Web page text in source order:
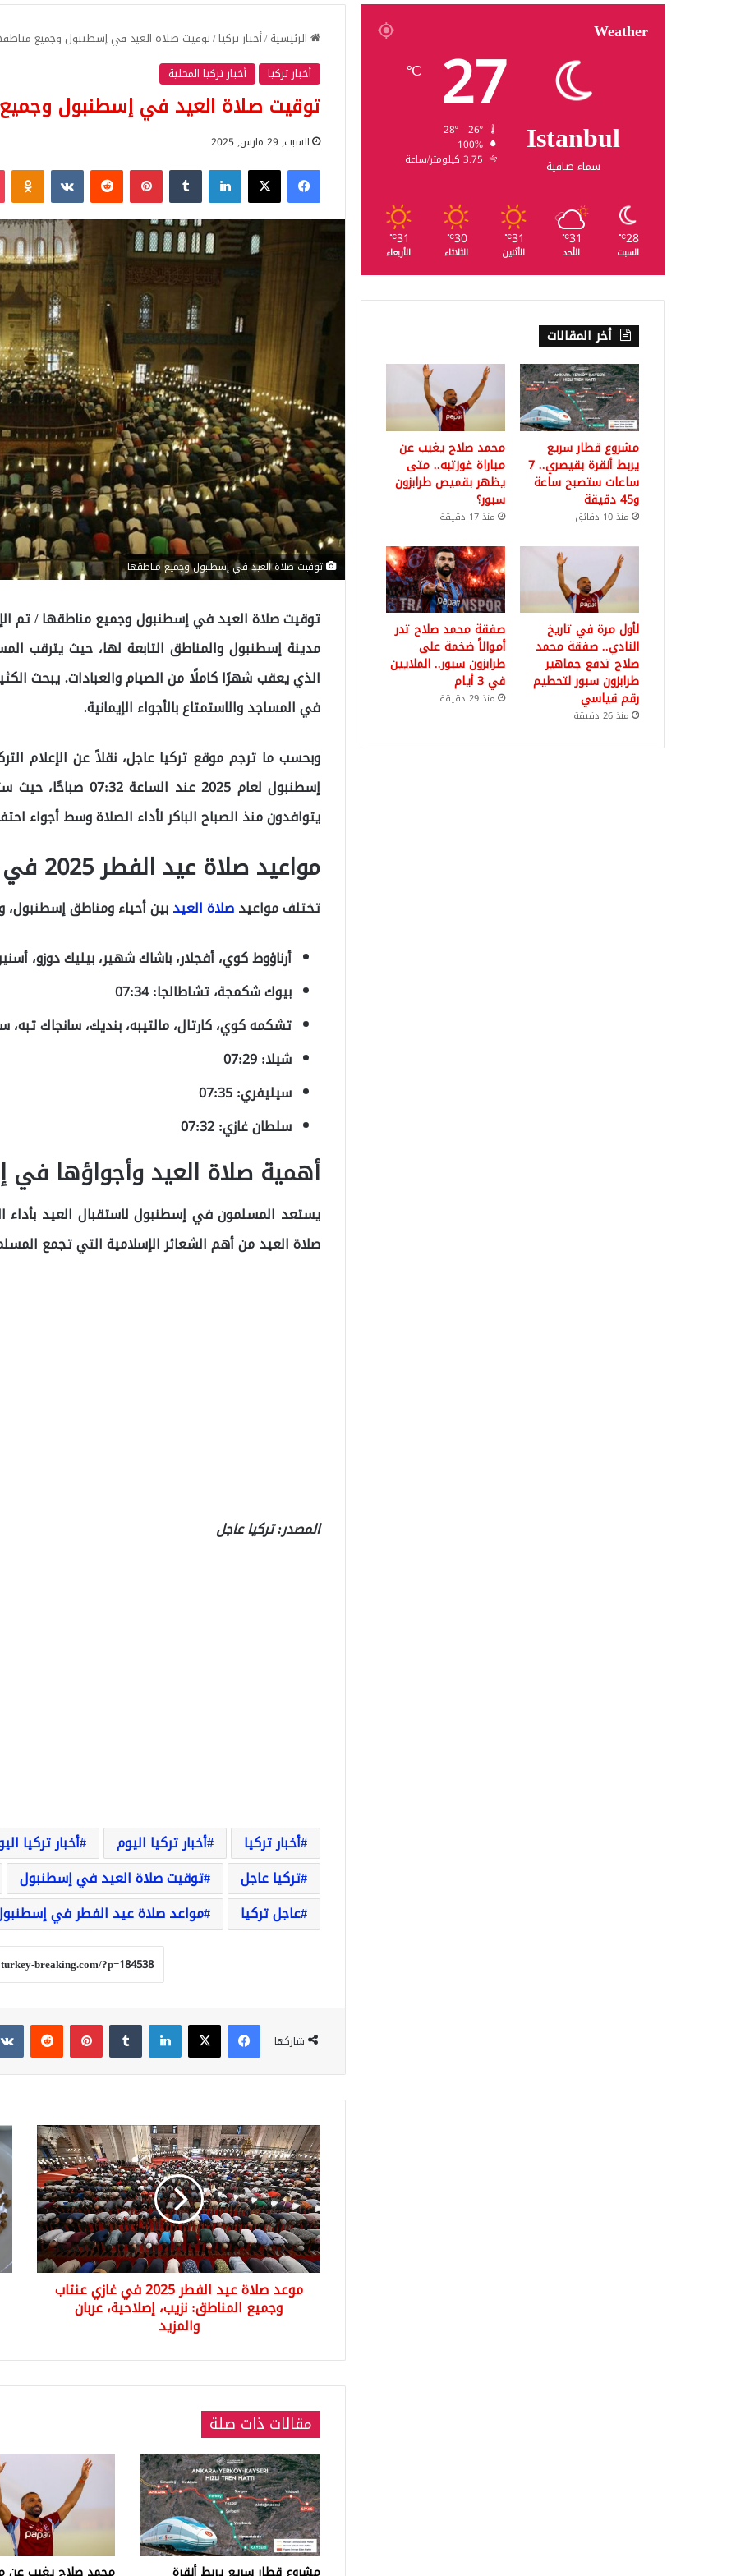
الرئيسية/أخبار تركيا/توقيت صلاة العيد في إسطنبول وجميع
أخبار تركيا
أخبار تركيا المحلية
توقيت صلاة العيد في إسطنبول
السبت, 29 مارس, 2025
فيسبوك‫X لينكدإن بينتيريست
توقيت صلاة العيد في إسطنبول وجميع مناطقها
مدينة إسطنبول والمناطق التابعة لها، حيث يترقب
الذي يعقب شهرًا كاملًا من الصيام والعبادات. يبحث
في المساجد والاستمتاع بالأجواء الإيمانية.
وبحسب ما ترجم موقع تركيا عاجل، نقلاً عن الإعلام
إسطنبول لعام 2025
يتوافدون منذ الصباح الباكر لأداء الصلاة وسط أجواء
مواعيد صلاة عيد الفطر 2025 في مناطق إسطنبول
تختلف مواعيدصلاة العيدبين أحياء ومناطق إسطنبول،
أرناؤوط كوي، أفجلار، باشاك شهير، بيليك دوزو،
بيوك شكمجة، تشاطالجا: 07:34
تشكمه كوي، كارتال، مالتيبه، بنديك، سانجاك تبه،
شيلا: 07:29
سيليفري: 07:35
سلطان غازي: 07:32
أهمية صلاة العيد وأجواؤها
يستعد المسلمون في إسطنبول لاستقبال العيد بأداء
صلاة العيد من أهم الشعائر الإسلامية التي تجمع
المصدر: تركيا عاجل
أخبار تركيا أخبار تركيا اليوم أخبار تركيا
تركيا عاجل
توقيت صلاة العيد في إسطنبول
عاجل تركيا
مواعد صلاة عيد الفطر في
شاركها
فيسبوك‫X لينكدإن بينتيريست
موعد
صلاة
عيد
الفطر
2025
في
غازي
عنتاب
وجميع
المناطق:
والمزيد
موعد صلاة عيد الفطر 2025 في غازي عنتاب
وجميع المناطق: نزيب، إصلاحية، عربان
والمزيد
مقالات ذات صلة
Weather
Istanbul
سماء صافية
27
℃
100%
3.75 كيلومتر/ساعة
28
℃
السبت
31
℃
الأحد
31
℃
الأثنين
30
℃
الثلاثاء
31
℃
الأربعاء
أخر المقالات
مشروع قطار سريع
يربط أنقرة بقيصري.. 7
ساعات ستصبح ساعة
و45 دقيقة
منذ 10 دقائق
محمد صلاح يغيب عن
مباراة غوزتبه.. متى
يظهر بقميص طرابزون
سبور؟
منذ 17 دقيقة
لأول مرة في تاريخ
النادي.. صفقة محمد
صلاح تدفع جماهير
طرابزون سبور لتحطيم
رقم قياسي
منذ 26 دقيقة
صفقة محمد صلاح تدر
أموالاً ضخمة على
طرابزون سبور.. الملايين
في 3 أيام
منذ 29 دقيقة